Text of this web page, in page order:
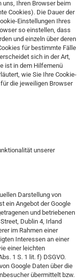
uns, Ihren Browser beim
Cookies). Die Dauer der
Einstellungen Ihres
so einstellen, dass
und einzeln über deren
für bestimmte Fälle
sich in der Art,
ist in dem Hilfemenü
wie Sie Ihre Cookie-
die jeweiligen Browser
unserer
Darstellung von
ein Angebot der Google
und betriebenen
Dublin 4, Irland
im Rahmen einer
Interessen an einer
einer leichten
1 S. 1 lit. f) DSGVO.
Google Daten über die
übermittelt bzw.